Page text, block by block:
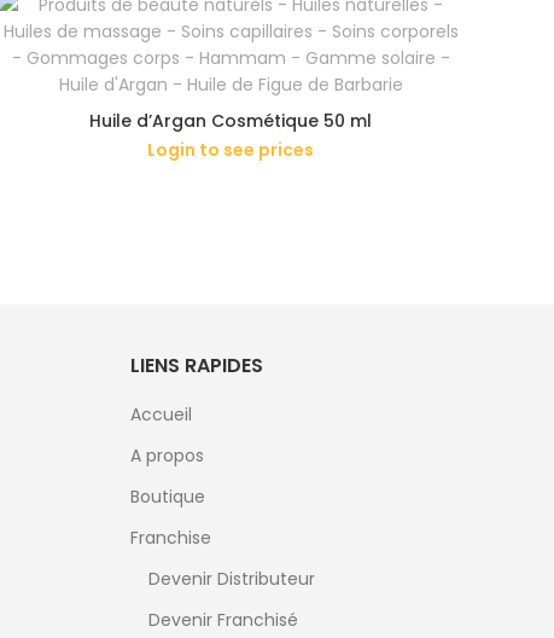
Huile d’Argan Cosmétique 50 ml
Login to see prices
LIENS RAPIDES
Accueil
A propos
Boutique
Franchise
Devenir Distributeur
Devenir Franchisé